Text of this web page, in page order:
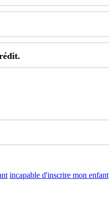
édit.
incapable d'inscrire mon enfant